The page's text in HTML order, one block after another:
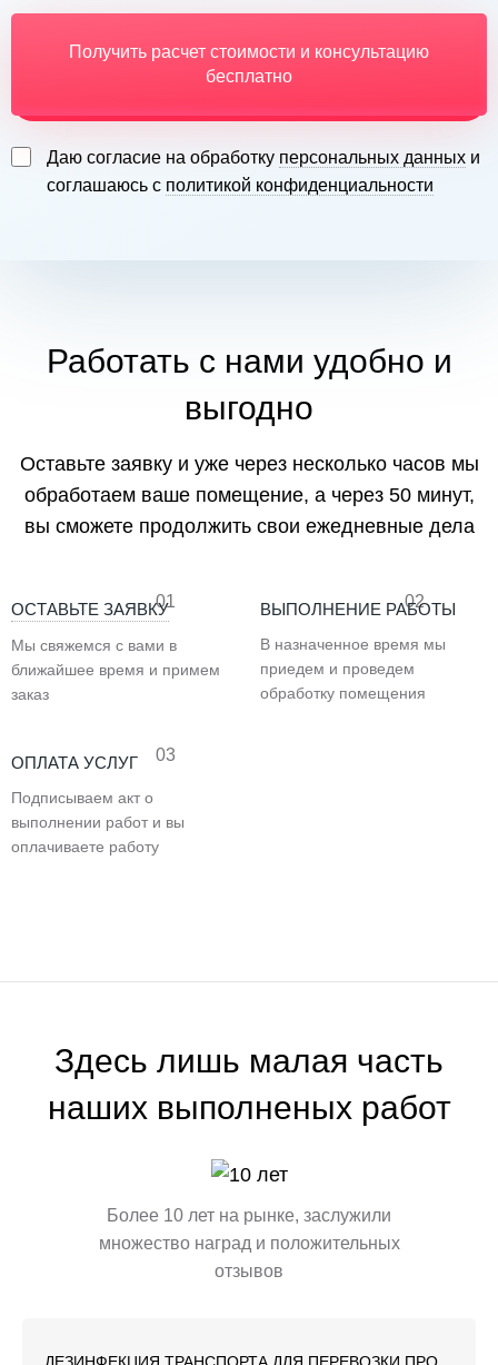
Получить расчет стоимости и консультацию
бесплатно
Даю согласие на обработку персональных данных и
соглашаюсь с политикой конфиденциальности
Работать с нами удобно и
выгодно
Оставьте заявку и уже через несколько часов мы
обработаем ваше помещение, а через 50 минут,
вы сможете продолжить свои ежедневные дела
01
ОСТАВЬТЕ ЗАЯВКУ
Мы свяжемся с вами в
ближайшее время и примем
заказ
02
ВЫПОЛНЕНИЕ РАБОТЫ
В назначенное время мы
приедем и проведем
обработку помещения
03
ОПЛАТА УСЛУГ
Подписываем акт о
выполнении работ и вы
оплачиваете работу
Здесь лишь малая часть
наших выполненых работ
Более 10 лет на рынке, заслужили
множество наград и положительных
отзывов